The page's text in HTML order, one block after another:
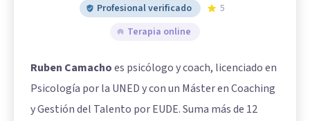
Profesional verificado
5
Terapia online
Ruben Camachoes psicólogo y coach, licenciado en
Psicología por la UNED y con un Máster en Coaching
y Gestión del Talento por EUDE. Suma más de 12